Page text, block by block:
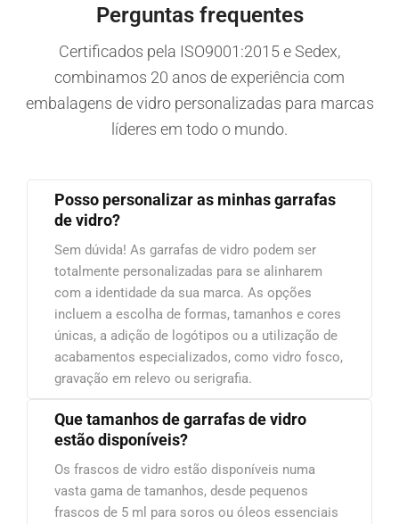
Perguntas frequentes
Certificados pela ISO9001:2015 e Sedex,
combinamos 20 anos de experiência com
embalagens de vidro personalizadas para marcas
líderes em todo o mundo.
Posso personalizar as minhas garrafas
de vidro?
Sem dúvida! As garrafas de vidro podem ser
totalmente personalizadas para se alinharem
com a identidade da sua marca. As opções
incluem a escolha de formas, tamanhos e cores
únicas, a adição de logótipos ou a utilização de
acabamentos especializados, como vidro fosco,
gravação em relevo ou serigrafia.
Que tamanhos de garrafas de vidro
estão disponíveis?
Os frascos de vidro estão disponíveis numa
vasta gama de tamanhos, desde pequenos
frascos de 5 ml para soros ou óleos essenciais